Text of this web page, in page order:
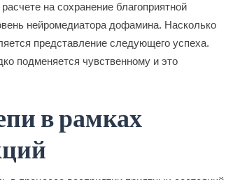
на сохранение благоприятной
нейромедиатора дофамина. Насколько
представление следующего успеха.
подменяется чувственному и это
в рамках